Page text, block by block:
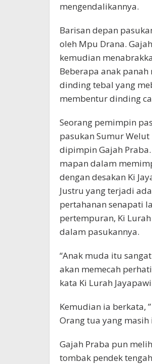
mengendalikannya.
Barisan depan
oleh Mpu Drana.
kemudian
Beberapa anak
dinding tebal yang
membentur dinding
Seorang pemimpin
pasukan Sumur
dipimpin Gajah
mapan dalam
dengan desakan Ki
Justru yang terjadi
pertahanan senapati
pertempuran, Ki
dalam pasukannya.
“Anak muda itu
akan memecah
kata Ki Lurah
Kemudian ia berkata,
Orang tua yang
Gajah Praba pun
tombak pendek